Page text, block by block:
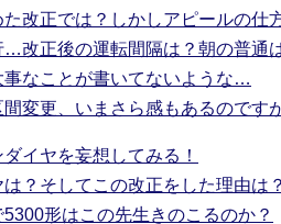
た改正では？しかしアピールの仕
改正後の運転間隔は？朝の普通
なことが書いてないような…
変更、いまさら感もあるのです
イヤを妄想してみる！
？そしてこの改正をした理由は？
形はこの先生きのこるのか？